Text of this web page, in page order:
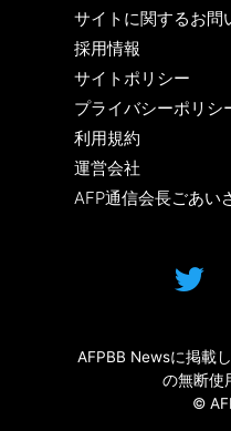
サイトに関するお問
採用情報
サイトポリシー
プライバシーポリシ
利用規約
運営会社
AFP通信会長ごあい
AFPBB Newsに掲載
の無断使
©